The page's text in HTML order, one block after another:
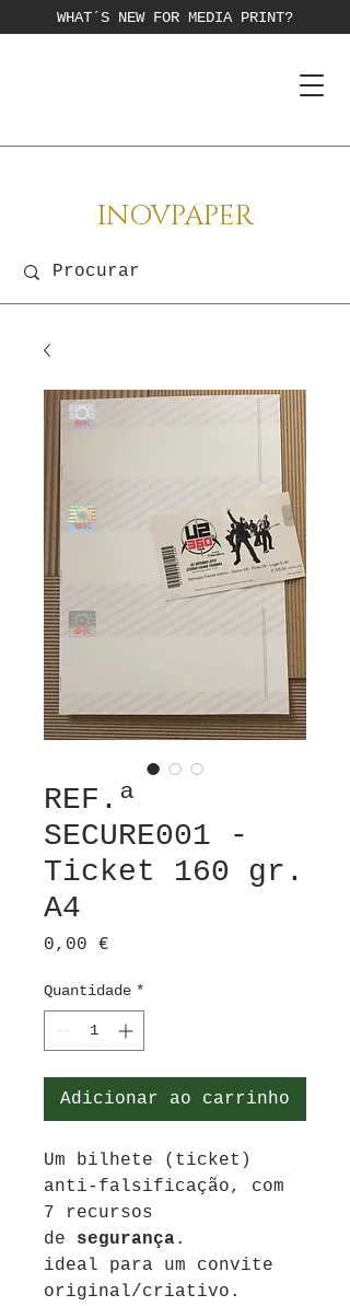
WHAT´S NEW FOR MEDIA PRINT?
INOVPAPER
REF.ª
SECURE001 -
Ticket 160 gr.
A4
0,00 €
Quantidade *
Adicionar ao carrinho
Um bilhete (ticket)
anti-falsificação, com
7 recursos
de segurança.
ideal para um convite
original/criativo.